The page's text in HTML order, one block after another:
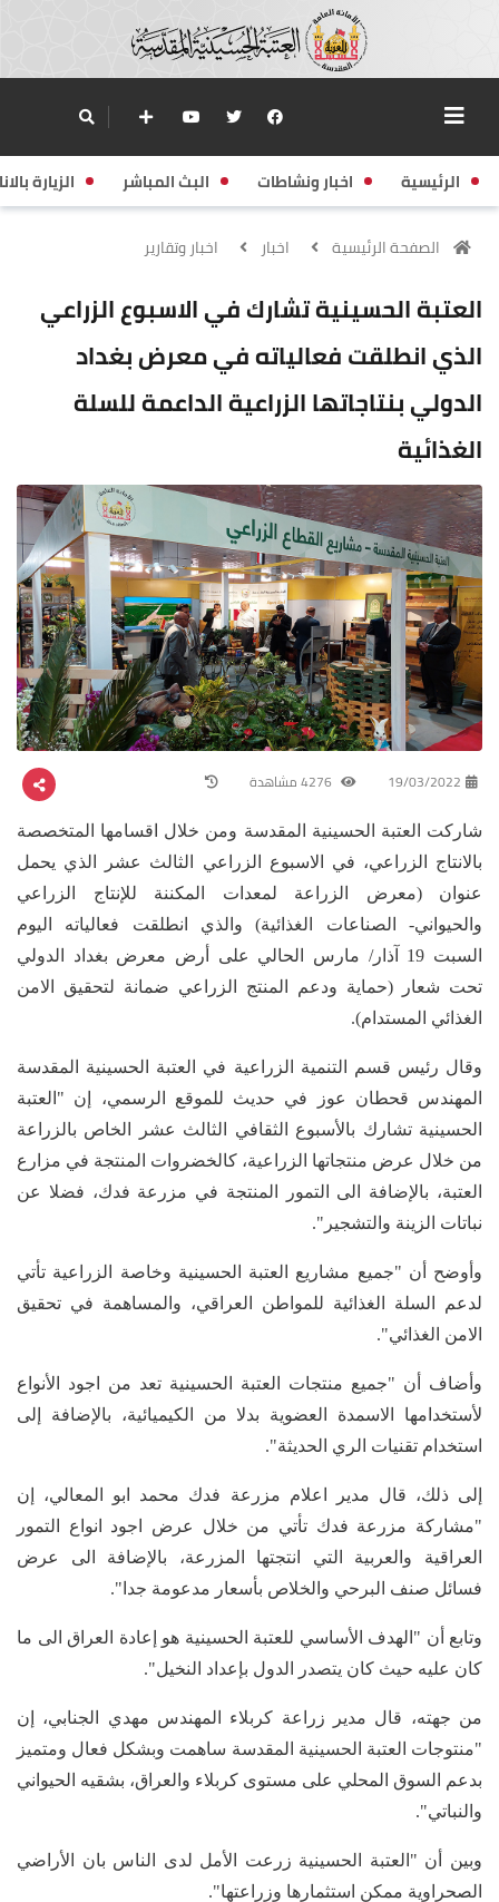
الرئيسية اخبار ونشاطات البث المباشر الزيارة
الصفحة الرئيسية اخبار اخبار وتقارير
العتبة الحسينية تشارك في الاسبوع الزراعي
الذي انطلقت فعالياته في معرض بغداد
الدولي بنتاجاتها الزراعية الداعمة للسلة
الغذائية
19/03/2022
شاركت العتبة الحسينية المقدسة ومن خلال اقسامها المتخصصة
بالانتاج الزراعي، في الاسبوع الزراعي الثالث عشر الذي يحمل
عنوان (معرض الزراعة لمعدات المكننة للإنتاج الزراعي
والحيواني- الصناعات الغذائية) والذي انطلقت فعالياته اليوم
السبت 19 آذار/ مارس الحالي على أرض معرض بغداد الدولي
تحت شعار (حماية ودعم المنتج الزراعي ضمانة لتحقيق الامن
الغذائي المستدام).
وقال رئيس قسم التنمية الزراعية في العتبة الحسينية المقدسة
المهندس قحطان عوز في حديث للموقع الرسمي، إن "العتبة
الحسينية تشارك بالأسبوع الثقافي الثالث عشر الخاص بالزراعة
من خلال عرض منتجاتها الزراعية، كالخضروات المنتجة في مزارع
العتبة، بالإضافة الى التمور المنتجة في مزرعة فدك، فضلا عن
نباتات الزينة والتشجير".
وأوضح أن "جميع مشاريع العتبة الحسينية وخاصة الزراعية تأتي
لدعم السلة الغذائية للمواطن العراقي، والمساهمة في تحقيق
الامن الغذائي".
وأضاف أن "جميع منتجات العتبة الحسينية تعد من اجود الأنواع
لأستخدامها الاسمدة العضوية بدلا من الكيميائية، بالإضافة إلى
استخدام تقنيات الري الحديثة".
إلى ذلك، قال مدير اعلام مزرعة فدك محمد ابو المعالي، إن
"مشاركة مزرعة فدك تأتي من خلال عرض اجود انواع التمور
العراقية والعربية التي انتجتها المزرعة، بالإضافة الى عرض
فسائل صنف البرحي والخلاص بأسعار مدعومة جدا".
وتابع أن "الهدف الأساسي للعتبة الحسينية هو إعادة العراق الى ما
كان عليه حيث كان يتصدر الدول بإعداد النخيل".
من جهته، قال مدير زراعة كربلاء المهندس مهدي الجنابي، إن
"منتوجات العتبة الحسينية المقدسة ساهمت وبشكل فعال ومتميز
بدعم السوق المحلي على مستوى كربلاء والعراق، بشقيه الحيواني
والنباتي".
وبين أن "العتبة الحسينية زرعت الأمل لدى الناس بان الأراضي
الصحراوية ممكن استثمارها وزراعتها".